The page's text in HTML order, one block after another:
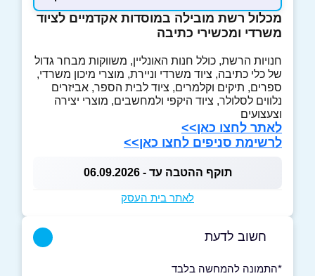
מכלול רשת מובילה במוסדות אקדמיים לציוד
משרדי ומכשירי כתיבה
חנויות הרשת, כולל חנות האונליין, משווקות מבחר גדול
של כלי כתיבה, ציוד משרדי וניירת, מוצרי מיכון משרדי,
ספרים, תיקים וקלמרים, ציוד לבית הספר, אביזרים
נלווים לסלולר, ציוד היקפי ולמחשבים, מוצרי יצירה
וצעצועים
לאתר לחצו כאן>>
לרשימת סניפים לחצו כאן>>
תוקף ההטבה עד - 06.09.2026
לאתר בית העסק
חשוב לדעת
*התמונה להמחשה בלבד